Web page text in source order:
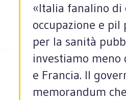
«Italia fanalino di
occupazione e pil
per la sanità
investiamo meno
e Francia. Il
memorandum